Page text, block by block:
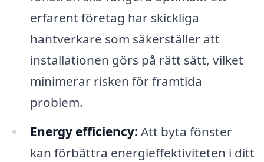
erfarent företag har skickliga
hantverkare som säkerställer att
installationen görs på rätt sätt, vilket
minimerar risken för framtida
problem.
Energy efficiency: Att byta fönster
kan förbättra energieffektiviteten i ditt